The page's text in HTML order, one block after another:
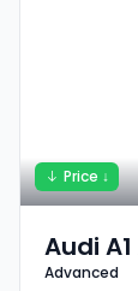
Price ↓
Audi
Advanced